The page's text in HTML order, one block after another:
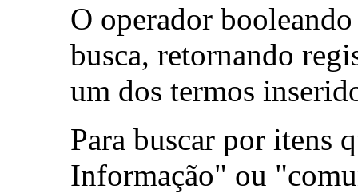
O operador
busca, retornando
um dos termos
Para buscar por itens
Informação" ou